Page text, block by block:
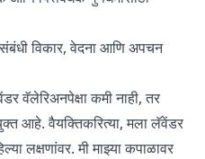
विकार, वेदना आणि अपचन
वॅलेरिअनपेक्षा कमी नाही, तर
आहे. वैयक्तिकरित्या, मला लॅवेंडर
लक्षणांवर. मी माझ्या कपाळावर